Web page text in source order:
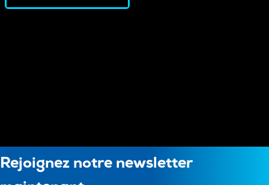
Rejoignez notre newsletter